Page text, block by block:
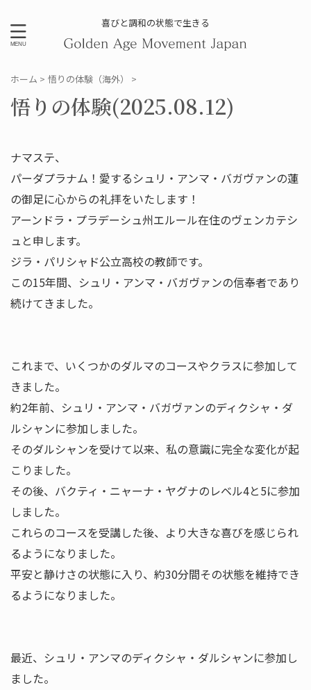
喜びと調和の状態で生きる
ホーム > 悟りの体験（海外） >
悟りの体験(2025.08.12)
ナマステ、
パーダプラナム！愛するシュリ・アンマ・バガヴァンの蓮
の御足に心からの礼拝をいたします！
アーンドラ・プラデーシュ州エルール在住のヴェンカテシ
ュと申します。
ジラ・パリシャド公立高校の教師です。
この15年間、シュリ・アンマ・バガヴァンの信奉者であり
続けてきました。
これまで、いくつかのダルマのコースやクラスに参加して
きました。
約2年前、シュリ・アンマ・バガヴァンのディクシャ・ダ
ルシャンに参加しました。
そのダルシャンを受けて以来、私の意識に完全な変化が起
こりました。
その後、バクティ・ニャーナ・ヤグナのレベル4と5に参加
しました。
これらのコースを受講した後、より大きな喜びを感じられ
るようになりました。
平安と静けさの状態に入り、約30分間その状態を維持でき
るようになりました。
最近、シュリ・アンマのディクシャ・ダルシャンに参加し
ました。